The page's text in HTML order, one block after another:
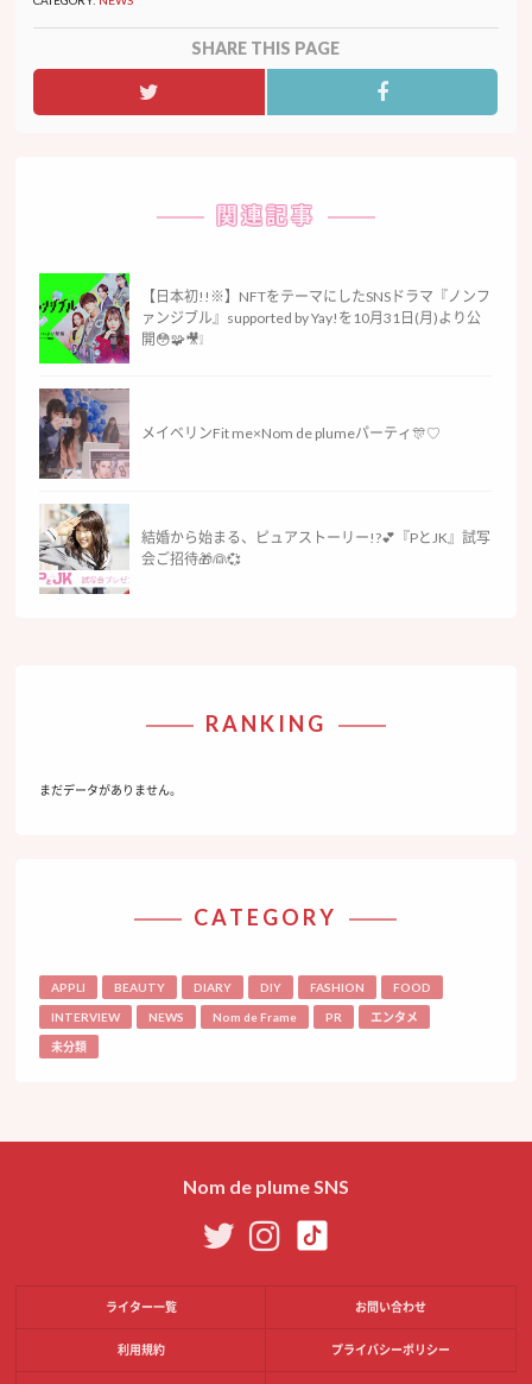
SHARE THIS PAGE
関連記事
【日本初!!※】NFTをテーマにしたSNSドラマ『ノンフ
ァンジブル』supported by Yay!を10月31日(月)より公
開😳🧩🎥❕
メイベリンFit me×Nom de plumeパーティ🎊♡
結婚から始まる、ピュアストーリー!?💕『PとJK』試写
会ご招待🎁👰💞
RANKING
まだデータがありません。
CATEGORY
APPLI BEAUTY DIARY DIY FASHION FOOD
INTERVIEW NEWS Nom de Frame PR エンタメ
未分類
Nom de plume SNS
ライター一覧 お問い合わせ
利用規約 プライバシーポリシー